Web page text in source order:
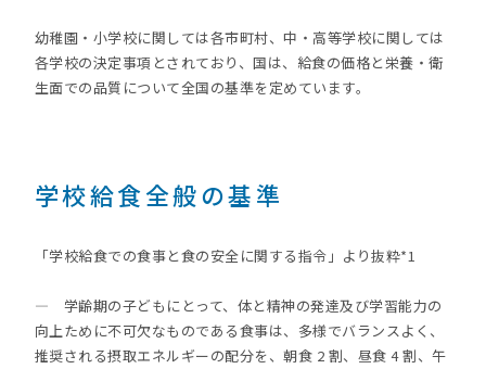
幼稚園・小学校に関しては各市町村、中・高等学校に関しては
各学校の決定事項とされており、国は、給食の価格と栄養・衛
生面での品質について全国の基準を定めています。
学校給食全般の基準
「学校給食での食事と食の安全に関する指令」より抜粋*1
— 学齢期の子どもにとって、体と精神の発達及び学習能力の
向上ために不可欠なものである食事は、多様でバランスよく、
推奨される摂取エネルギーの配分を、朝食 2 割、昼食 4 割、午